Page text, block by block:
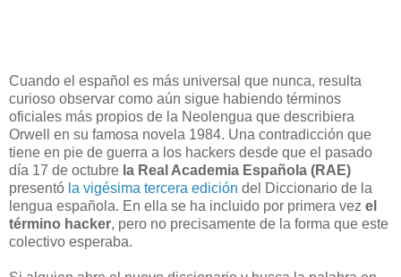
Cuando el español es más universal que nunca, resulta
curioso observar como aún sigue habiendo términos
oficiales más propios de la Neolengua que describiera
Orwell en su famosa novela 1984. Una contradicción que
tiene en pie de guerra a los hackers desde que el pasado
día 17 de octubre la Real Academia Española (RAE)
presentó la vigésima tercera edición del Diccionario de la
lengua española. En ella se ha incluido por primera vez el
término hacker, pero no precisamente de la forma que este
colectivo esperaba.